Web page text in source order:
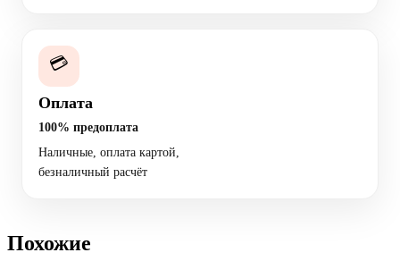
💳
Оплата
100% предоплата
Наличные, оплата картой,
безналичный расчёт
Похожие